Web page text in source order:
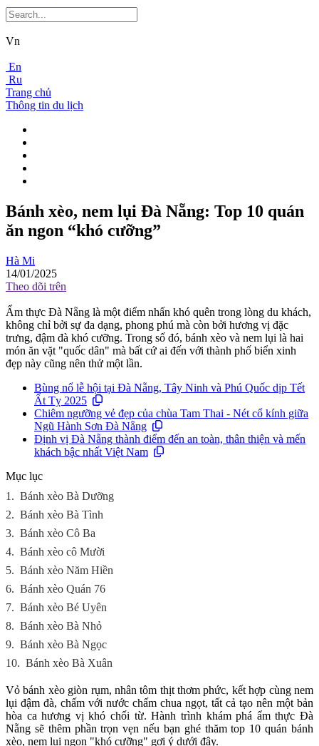
Vn
En
Ru
Trang chủ
Thông tin du lịch
Bánh xèo, nem lụi Đà Nẵng: Top 10 quán
ăn ngon “khó cưỡng”
Hà Mi
14/01/2025
Theo dõi trên
Ẩm thực Đà Nẵng là một điểm nhấn khó quên trong lòng du khách,
không chỉ bởi sự đa dạng, phong phú mà còn bởi hương vị đặc
trưng, đậm đà khó cưỡng. Trong số đó, bánh xèo và nem lụi là hai
món ăn vặt "quốc dân" mà bất cứ ai đến với thành phố biển xinh
đẹp này cũng nên thử một lần.
Bùng nổ lễ hội tại Đà Nẵng, Tây Ninh và Phú Quốc dịp Tết
Ất Tỵ 2025
Chiêm ngưỡng vẻ đẹp của chùa Tam Thai - Nét cổ kính giữa
Ngũ Hành Sơn Đà Nẵng
Định vị Đà Nẵng thành điểm đến an toàn, thân thiện và mến
khách bậc nhất Việt Nam
Mục lục
1. Bánh xèo Bà Dưỡng
2. Bánh xèo Bà Tình
3. Bánh xèo Cô Ba
4. Bánh xèo cô Mười
5. Bánh xèo Năm Hiền
6. Bánh xèo Quán 76
7. Bánh xèo Bé Uyên
8. Bánh xèo Bà Nhỏ
9. Bánh xèo Bà Ngọc
10. Bánh xèo Bà Xuân
Vỏ bánh xèo giòn rụm, nhân tôm thịt thơm phức, kết hợp cùng nem
lụi đậm đà, chấm với nước chấm chua ngọt, tất cả tạo nên một bản
hòa ca hương vị khó chối từ. Hành trình khám phá ẩm thực Đà
Nẵng sẽ thêm phần trọn vẹn nếu bạn ghé thăm top 10 quán bánh
xèo, nem lụi ngon "khó cưỡng" gợi ý dưới đây.